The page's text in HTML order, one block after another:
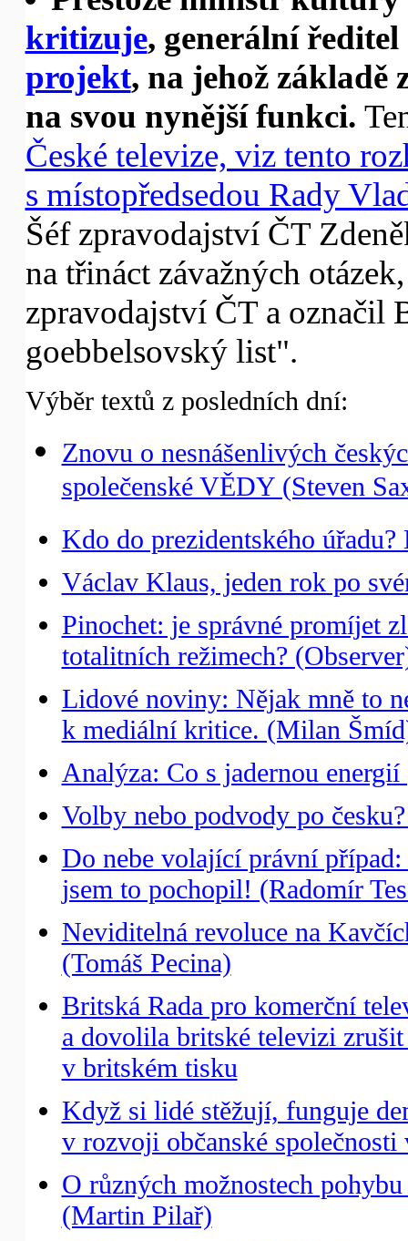
kritizuje, generální
projekt, na jehož základě
na svou nynější funkci.
České televize, viz tento
s místopředsedou Rady
Šéf zpravodajství ČT
na třináct závažných
zpravodajství ČT a označil
goebbelsovský list".
Výběr textů z posledních dní:
Znovu o nesnášenlivých
společenské VĚDY (Steven
Kdo do prezidentského
Václav Klaus, jeden rok po
Pinochet: je správné promíjet
totalitních režimech?
Lidové noviny: Nějak mně to
k mediální kritice. (Milan
Analýza: Co s jadernou
Volby nebo podvody po
Do nebe volající právní
jsem to pochopil! (Radomír
Neviditelná revoluce na
(Tomáš Pecina)
Britská Rada pro komerční
a dovolila britské televizi
v britském tisku
Když si lidé stěžují, funguje
v rozvoji občanské
O různých možnostech
(Martin Pilař)